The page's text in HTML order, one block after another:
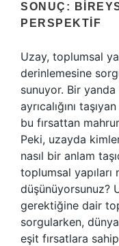
SONUÇ:
PERSPEKTIF
Uzay, toplumsal
derinlemesine
sunuyor. Bir
ayrıcalığını
bu fırsattan
Peki, uzayda
nasıl bir anlam
toplumsal yapıları
düşünüyorsunuz?
gerektiğine dair
sorgularken,
eşit fırsatlara